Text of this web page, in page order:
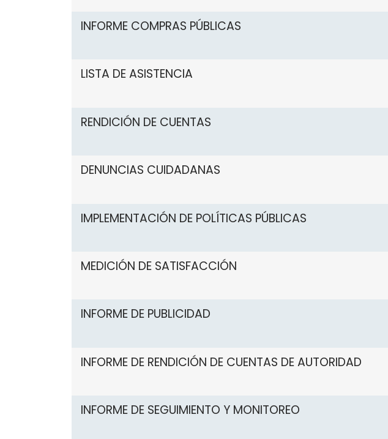
INFORME COMPRAS PÚBLICAS
LISTA DE ASISTENCIA
RENDICIÓN DE CUENTAS
DENUNCIAS CUIDADANAS
IMPLEMENTACIÓN DE POLÍTICAS PÚBLICAS
MEDICIÓN DE SATISFACCIÓN
INFORME DE PUBLICIDAD
INFORME DE RENDICIÓN DE CUENTAS DE AUTORIDAD
INFORME DE SEGUIMIENTO Y MONITOREO